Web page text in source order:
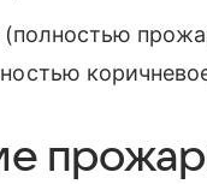
(полностью